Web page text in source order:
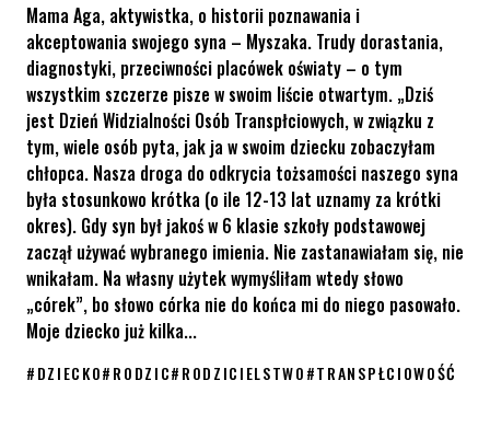
Mama Aga, aktywistka, o historii poznawania i
akceptowania swojego syna – Myszaka. Trudy dorastania,
diagnostyki, przeciwności placówek oświaty – o tym
wszystkim szczerze pisze w swoim liście otwartym. „Dziś
jest Dzień Widzialności Osób Transpłciowych, w związku z
tym, wiele osób pyta, jak ja w swoim dziecku zobaczyłam
chłopca. Nasza droga do odkrycia tożsamości naszego syna
była stosunkowo krótka (o ile 12-13 lat uznamy za krótki
okres). Gdy syn był jakoś w 6 klasie szkoły podstawowej
zaczął używać wybranego imienia. Nie zastanawiałam się, nie
wnikałam. Na własny użytek wymyśliłam wtedy słowo
„córek”, bo słowo córka nie do końca mi do niego pasowało.
Moje dziecko już kilka...
#DZIECKO#RODZIC#RODZICIELSTWO#TRANSPŁCIOWOŚĆ